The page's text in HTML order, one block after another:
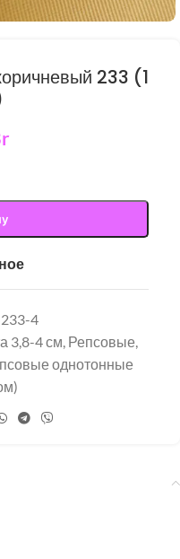
233 (1
4
3,8-4 см, Репсовые,
однотонные